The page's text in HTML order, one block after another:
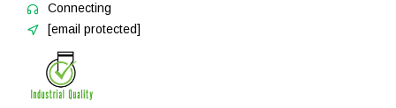
Connecting
[email protected]